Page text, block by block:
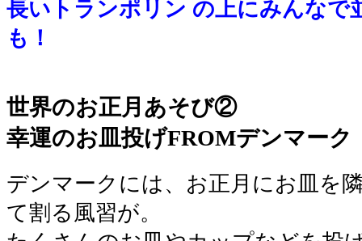
長いトランポリン の上にみんなで
も！
世界のお正月あそび②
幸運のお皿投げFROMデンマーク
デンマークには、お正月にお皿を
て割る風習が。